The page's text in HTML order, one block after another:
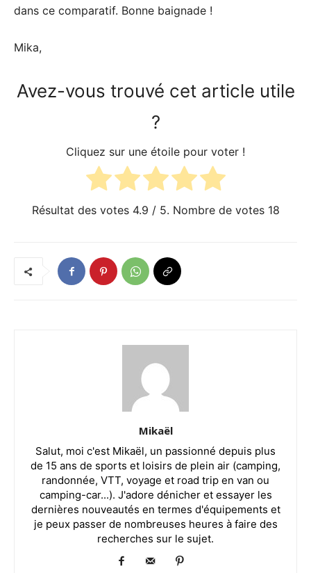
dans ce comparatif. Bonne baignade !
Mika,
Avez-vous trouvé cet article utile
?
Cliquez sur une étoile pour voter !
Résultat des votes 4.9 / 5. Nombre de votes 18
Mikaël
Salut, moi c'est Mikaël, un passionné depuis plus
de 15 ans de sports et loisirs de plein air (camping,
randonnée, VTT, voyage et road trip en van ou
camping-car...). J'adore dénicher et essayer les
dernières nouveautés en termes d'équipements et
je peux passer de nombreuses heures à faire des
recherches sur le sujet.